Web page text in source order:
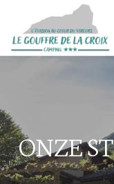
ONZE